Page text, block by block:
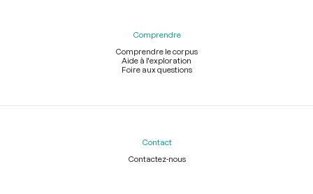
Comprendre
Comprendre le corpus
Aide à l'exploration
Foire aux questions
Contact
Contactez-nous